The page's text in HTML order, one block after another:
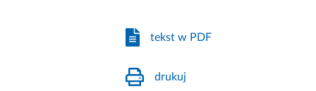
tekst w PDF
drukuj